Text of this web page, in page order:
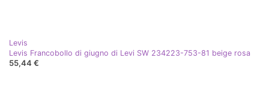
Levis
Levis Francobollo di giugno di Levi SW 234223-753-81 beige rosa
55,44 €